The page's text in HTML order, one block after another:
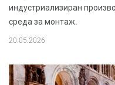
индустриализиран
среда за монтаж.
20.05.2026